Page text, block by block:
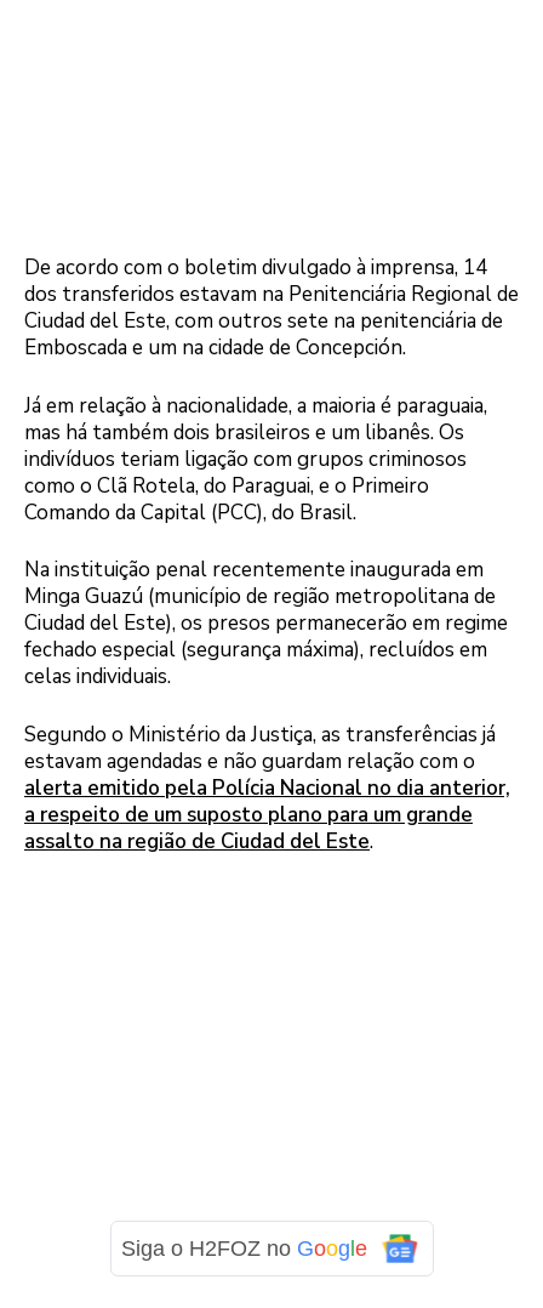
De acordo com o boletim divulgado à imprensa, 14
dos transferidos estavam na Penitenciária Regional de
Ciudad del Este, com outros sete na penitenciária de
Emboscada e um na cidade de Concepción.
Já em relação à nacionalidade, a maioria é paraguaia,
mas há também dois brasileiros e um libanês. Os
indivíduos teriam ligação com grupos criminosos
como o Clã Rotela, do Paraguai, e o Primeiro
Comando da Capital (PCC), do Brasil.
Na instituição penal recentemente inaugurada em
Minga Guazú (município de região metropolitana de
Ciudad del Este), os presos permanecerão em regime
fechado especial (segurança máxima), recluídos em
celas individuais.
Segundo o Ministério da Justiça, as transferências já
estavam agendadas e não guardam relação com o
alerta emitido pela Polícia Nacional no dia anterior,
a respeito de um suposto plano para um grande
assalto na região de Ciudad del Este.
Siga o H2FOZ no Google